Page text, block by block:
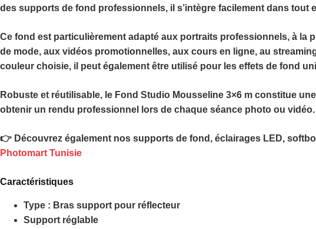
des supports de fond professionnels, il s’intègre facilement dans tout
Ce fond est particulièrement adapté aux portraits professionnels, à la
de mode, aux vidéos promotionnelles, aux cours en ligne, au
couleur choisie, il peut également être utilisé pour les effets de fond
Robuste et réutilisable, le Fond Studio Mousseline 3×6 m constitue
obtenir un rendu professionnel lors de chaque séance photo ou vidéo.
👉 Découvrez également nos supports de fond, éclairages LED,
Photomart Tunisie
Caractéristiques
Type : Bras support pour réflecteur
Support réglable